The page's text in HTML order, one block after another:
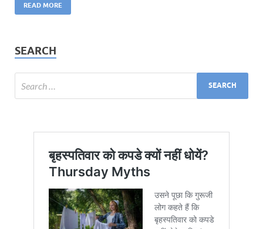
READ MORE
SEARCH